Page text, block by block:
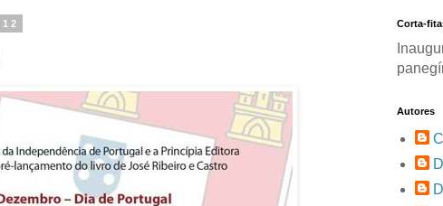
Corta-
Autores